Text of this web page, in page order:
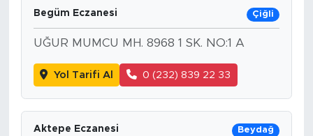
Begüm Eczanesi Çiğli
UĞUR MUMCU MH. 8968 1 SK. NO:1 A
Yol Tarifi Al 0 (232) 839 22 33
Aktepe Eczanesi Beydağ